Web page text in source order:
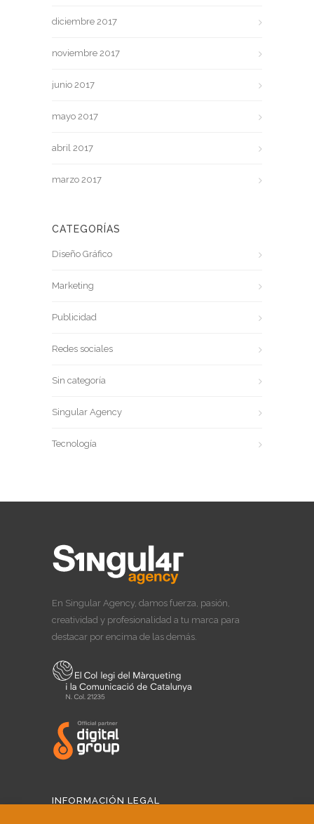
diciembre 2017
noviembre 2017
junio 2017
mayo 2017
abril 2017
marzo 2017
CATEGORÍAS
Diseño Gráfico
Marketing
Publicidad
Redes sociales
Sin categoría
Singular Agency
Tecnología
En Singular Agency, damos fuerza, pasión,
creatividad y profesionalidad a tu marca para
destacar por encima de las demás.
INFORMACIÓN LEGAL